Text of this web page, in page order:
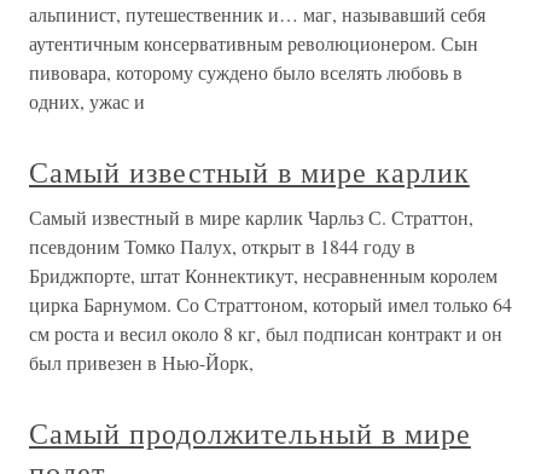
альпинист, путешественник и… маг, называвший себя
аутентичным консервативным революционером. Сын
пивовара, которому суждено было вселять любовь в
одних, ужас и
Самый известный в мире карлик
Самый известный в мире карлик Чарльз С. Страттон,
псевдоним Томко Палух, открыт в 1844 году в
Бриджпорте, штат Коннектикут, несравненным королем
цирка Барнумом. Со Страттоном, который имел только 64
см роста и весил около 8 кг, был подписан контракт и он
был привезен в Нью-Йорк,
Самый продолжительный в мире